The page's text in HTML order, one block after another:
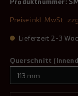
Produktnummer:
Preise inkl. MwSt.
Lieferzeit 2-3
Querschnitt